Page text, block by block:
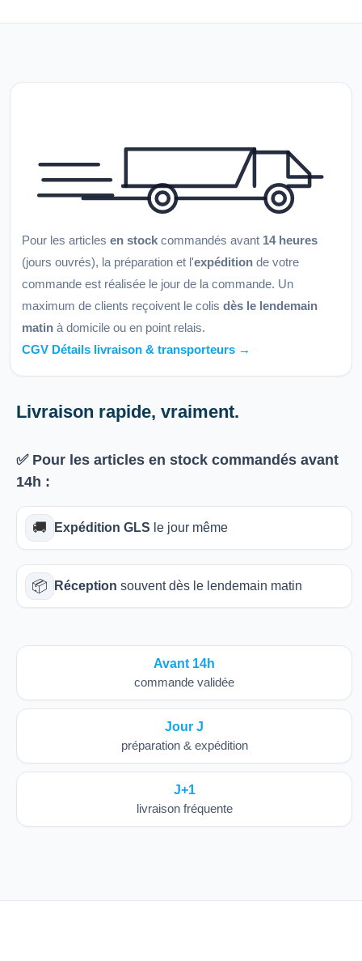
Pour les articles en stock commandés avant 14 heures
(jours ouvrés), la préparation et l'expédition de votre
commande est réalisée le jour de la commande. Un
maximum de clients reçoivent le colis dès le lendemain
matin à domicile ou en point relais.
CGV Détails livraison & transporteurs →
Livraison rapide, vraiment.
✅ Pour les articles en stock commandés avant
14h :
🚚 Expédition GLS le jour même
📦 Réception souvent dès le lendemain matin
Avant 14h
commande validée
Jour J
préparation & expédition
J+1
livraison fréquente